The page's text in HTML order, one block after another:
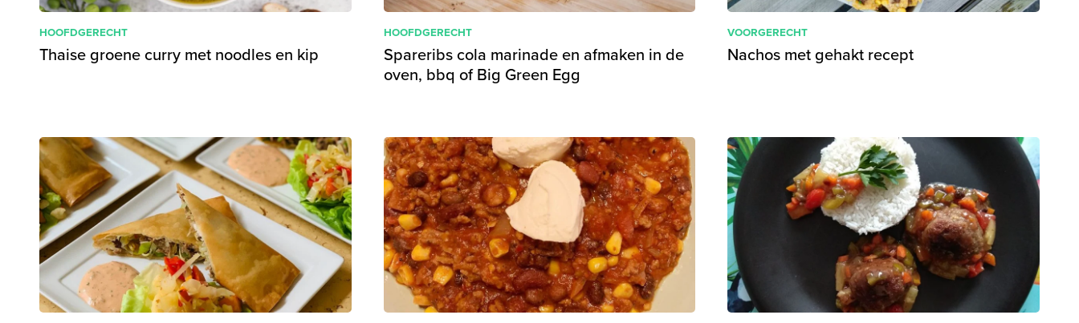
HOOFDGERECHT
Thaise groene curry met noodles en kip
HOOFDGERECHT
Spareribs cola marinade en afmaken in de
oven, bbq of Big Green Egg
VOORGERECHT
Nachos met gehakt recept